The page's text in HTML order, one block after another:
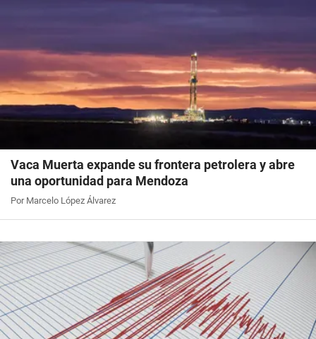
Vaca Muerta expande su frontera petrolera y abre
una oportunidad para Mendoza
Por Marcelo López Álvarez